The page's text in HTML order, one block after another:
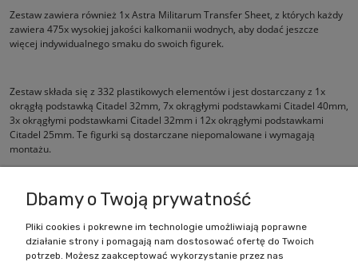
Zestaw zawiera również 1x Astra Militarum Transfer Sheet, z których każdy
zawiera 475x wysokiej jakości kalkomanii wodnych, aby dodać jeszcze
więcej indywidualnego smaku do swoich figurek.
Zestaw składa się z 332 plastikowych elementów i jest dostarczany z 1x
okrągłą podstawką Citadel 32mm, 7x okrągłymi podstawkami Citadel 40mm,
3x okrągłymi podstawkami Citadel 32mm i 12x okrągłymi podstawkami
Citadel 25mm. Te figurki są dostarczane niepomalowane i wymagają
montażu.
Zakupy
Dbamy o Twoją prywatność
Pliki cookies i pokrewne im technologie umożliwiają poprawne
działanie strony i pomagają nam dostosować ofertę do Twoich
potrzeb. Możesz zaakceptować wykorzystanie przez nas